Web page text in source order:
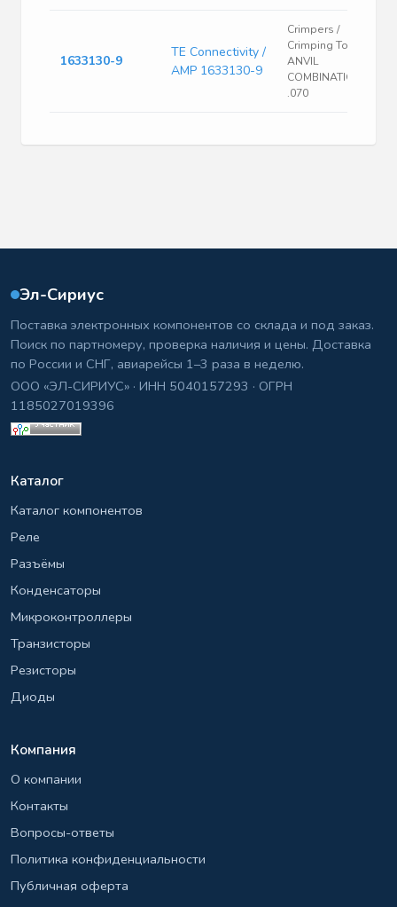
1633130-9
TE Connectivity /
AMP 1633130-9
Crimpers /
Crimping Tools
ANVIL
COMBINATION
.070
Эл-Сириус
Поставка электронных компонентов со склада и под заказ.
Поиск по партномеру, проверка наличия и цены. Доставка
по России и СНГ, авиарейсы 1–3 раза в неделю.
ООО «ЭЛ-СИРИУС» · ИНН 5040157293 · ОГРН
1185027019396
Каталог
Каталог компонентов
Реле
Разъёмы
Конденсаторы
Микроконтроллеры
Транзисторы
Резисторы
Диоды
Компания
О компании
Контакты
Вопросы-ответы
Политика конфиденциальности
Публичная оферта